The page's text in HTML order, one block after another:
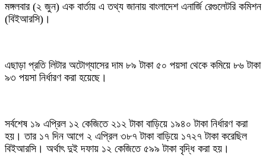
মঙ্গলবার (২ জুন) এক বার্তায় এ তথ্য জানায় বাংলাদেশ এনার্জি রেগুলেটরি কমিশন
(বিইআরসি)।
এছাড়া প্রতি লিটার অটোগ্যাসের দাম ৮৯ টাকা ৫০ পয়সা থেকে কমিয়ে ৮৬ টাকা
৯৩ পয়সা নির্ধারণ করা হয়েছে।
সর্বশেষ ১৯ এপ্রিল ১২ কেজিতে ২১২ টাকা বাড়িয়ে ১৯৪০ টাকা নির্ধারণ করা
হয়। তার ১৭ দিন আগে ২ এপ্রিল ৩৮৭ টাকা বাড়িয়ে ১৭২৭ টাকা করেছিল
বিইআরসি। অর্থাৎ দুই দফায় ১২ কেজিতে ৫৯৯ টাকা বৃদ্ধি করা হয়।